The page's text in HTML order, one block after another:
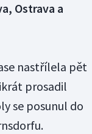
Ostrava a
nastřílela pět
prosadil
se posunul do